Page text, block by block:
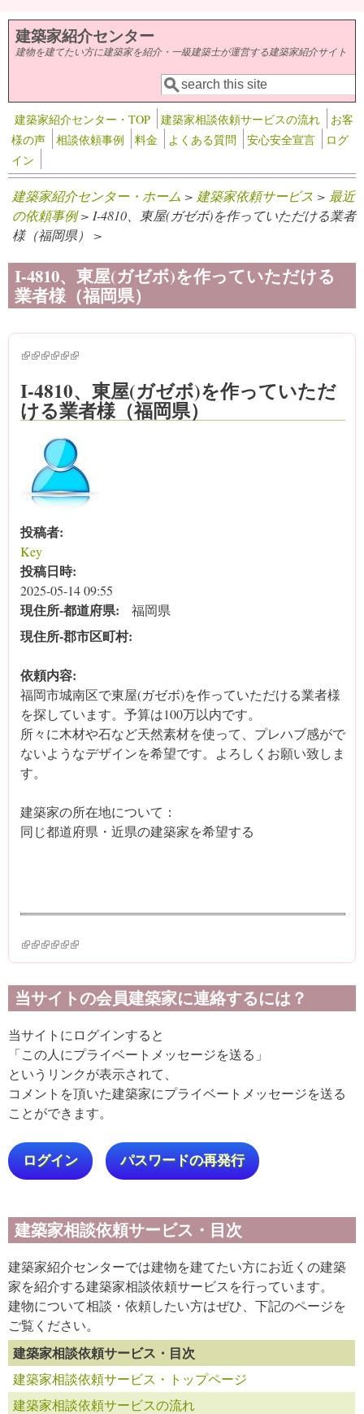
メインコンテンツに移動
建築家紹介センター
建物を建てたい方に建築家を紹介・一級建築士が運営する建築家紹介サイト
検索フォーム
検索
建築家紹介センター・TOP 建築家相談依頼サービスの流れ
お客
様の声
相談依頼事例 料金 よくある質問 安心安全宣言
ログ
イン
建築家紹介センター・ホーム > 建築家依頼サービス > 最近
の依頼事例> I-4810、東屋(ガゼボ)を作っていただける業者
様（福岡県） >
I-4810、東屋(ガゼボ)を作っていただける
業者様（福岡県）
(link is external)
(link is external)
(link is external)
(link is external)
(link is external)
(link is external)
I-4810、東屋(ガゼボ)を作っていただ
ける業者様（福岡県）
投稿者:
Key
投稿日時:
2025-05-14 09:55
現住所‐都道府県: 福岡県
現住所‐郡市区町村:
依頼内容:
福岡市城南区で東屋(ガゼボ)を作っていただける業者様
を探しています。予算は100万以内です。
所々に木材や石など天然素材を使って、プレハブ感がで
ないようなデザインを希望です。よろしくお願い致しま
す。
建築家の所在地について：
同じ都道府県・近県の建築家を希望する
(link is external)
(link is external)
(link is external)
(link is external)
(link is external)
(link is external)
当サイトの会員建築家に連絡するには？
当サイトにログインすると
「この人にプライベートメッセージを送る」
というリンクが表示されて、
コメントを頂いた建築家にプライベートメッセージを送る
ことができます。
ログイン パスワードの再発行
建築家相談依頼サービス・目次
建築家紹介センターでは建物を建てたい方にお近くの建築
家を紹介する建築家相談依頼サービスを行っています。
建物について相談・依頼したい方はぜひ、下記のページを
ご覧ください。
建築家相談依頼サービス・目次
建築家相談依頼サービス・トップページ
建築家相談依頼サービスの流れ